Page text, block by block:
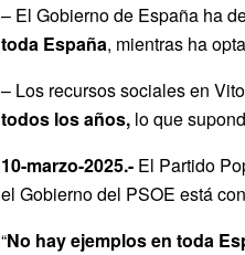
– El Gobierno de España ha
toda España, mientras ha
– Los recursos sociales en
todos los años, lo que
10-marzo-2025.- El Partido
el Gobierno del PSOE está
“No hay ejemplos en toda